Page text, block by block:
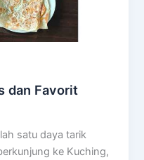
dan Favorit
satu daya tarik
ke Kuching,